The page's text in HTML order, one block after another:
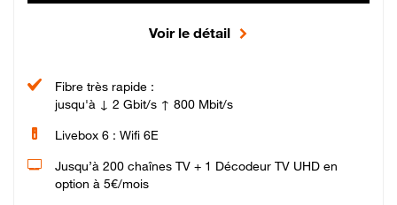
Voir le détail
Fibre très rapide :
jusqu'à ↓ 2 Gbit/s ↑ 800 Mbit/s
Livebox 6 : Wifi 6E
Jusqu’à 200 chaînes TV + 1 Décodeur TV UHD en
option à 5€/mois